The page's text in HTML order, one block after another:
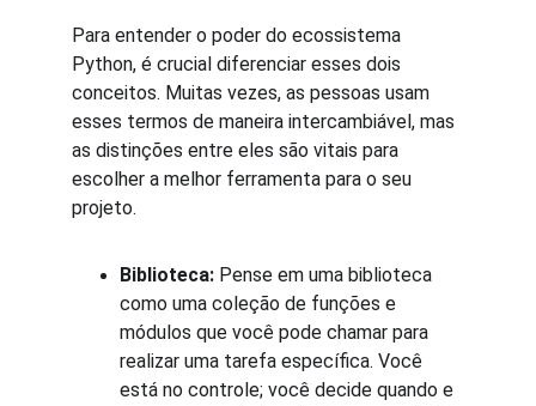
Para entender o poder do ecossistema
Python, é crucial diferenciar esses dois
conceitos. Muitas vezes, as pessoas usam
esses termos de maneira intercambiável, mas
as distinções entre eles são vitais para
escolher a melhor ferramenta para o seu
projeto.
Biblioteca: Pense em uma biblioteca
como uma coleção de funções e
módulos que você pode chamar para
realizar uma tarefa específica. Você
está no controle; você decide quando e